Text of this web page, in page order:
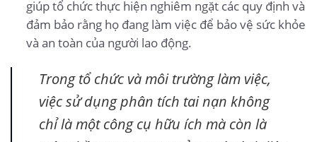
giúp tổ chức thực hiện nghiêm ngặt các quy định và
đảm bảo rằng họ đang làm việc để bảo vệ sức khỏe
và an toàn của người lao động.
Trong tổ chức và môi trường làm việc,
việc sử dụng phân tích tai nạn không
chỉ là một công cụ hữu ích mà còn là